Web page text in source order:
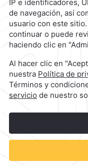
©2026